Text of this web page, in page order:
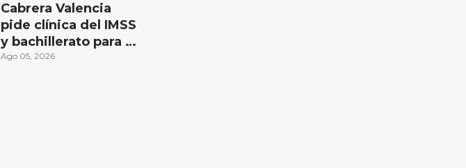
Cabrera Valencia
pide clínica del IMSS
y bachillerato para la
zona oriente de San
Ago 05, 2026